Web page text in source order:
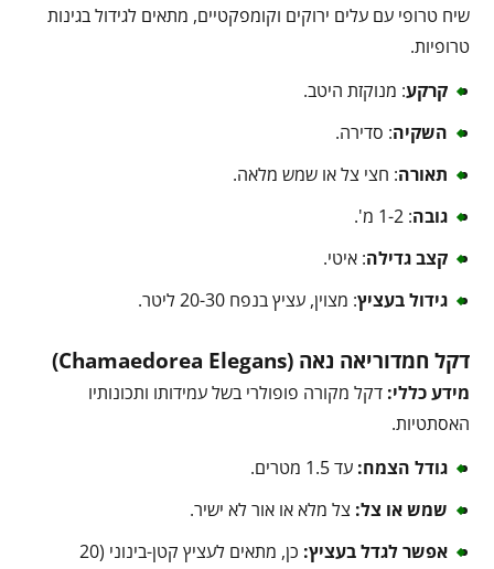
שיח טרופי עם עלים ירוקים וקומפקטיים, מתאים לגידול בגינות
טרופיות.
קרקע: מנוקזת היטב.
השקיה: סדירה.
תאורה: חצי צל או שמש מלאה.
גובה: 1-2 מ'.
קצב גדילה: איטי.
גידול בעציץ: מצוין, עציץ בנפח 20-30 ליטר.
דקל חמדוריאה נאה (Chamaedorea Elegans)
מידע כללי: דקל מקורה פופולרי בשל עמידותו ותכונותיו
האסתטיות.
גודל הצמח: עד 1.5 מטרים.
שמש או צל: צל מלא או אור לא ישיר.
אפשר לגדל בעציץ:
כן, מתאים לעציץ קטן-בינוני (20